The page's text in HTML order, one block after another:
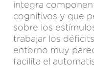
integra
cognitivos y que
sobre los
trabajar los
entorno muy
facilita el